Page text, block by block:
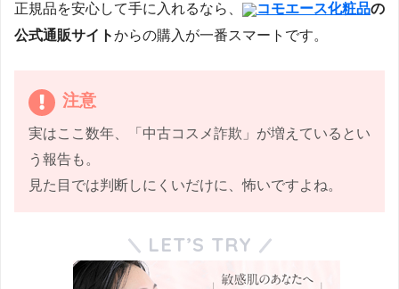
正規品を安心して手に入れるなら、 コモエース化粧品の
公式通販サイトからの購入が一番スマートです。
注意
実はここ数年、「中古コスメ詐欺」が増えているとい
う報告も。
見た目では判断しにくいだけに、怖いですよね。
LET’S TRY